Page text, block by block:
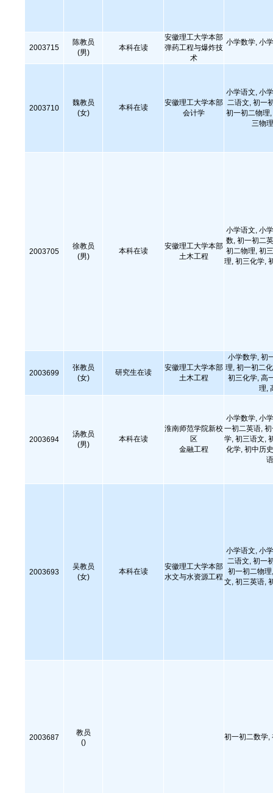
2003715
陈教员
(男)
本科在读
安徽理工大学本部
弹药工程与爆炸技
术
小学数学, 小
2003710
魏教员
(女)
本科在读
安徽理工大学本部
会计学
小学语文, 小
二语文, 初一
初一初二物理
三物
2003705
徐教员
(男)
本科在读
安徽理工大学本部
土木工程
小学语文, 小
数, 初一初二
初二物理, 初
理, 初三化学,
2003699
张教员
(女)
研究生在读
安徽理工大学本部
土木工程
小学数学, 初
理, 初一初二
初三化学, 高
理,
2003694
汤教员
(男)
本科在读
淮南师范学院新校
区
金融工程
小学数学, 小
一初二英语,
学, 初三语文,
化学, 初中历
2003693
吴教员
(女)
本科在读
安徽理工大学本部
水文与水资源工程
小学语文, 小
二语文, 初一
初一初二物
文, 初三英语,
2003687
教员
()
初一初二数学,